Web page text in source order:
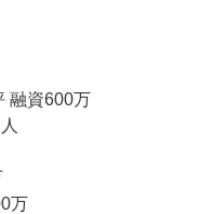
融資600万
万